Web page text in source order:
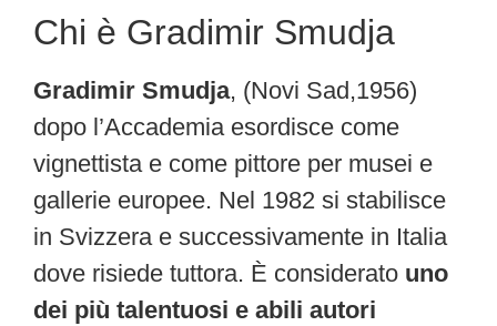
Chi è Gradimir Smudja
Gradimir Smudja, (Novi Sad,1956)
dopo l’Accademia esordisce come
vignettista e come pittore per musei e
gallerie europee. Nel 1982 si stabilisce
in Svizzera e successivamente in Italia
dove risiede tuttora. È considerato uno
dei più talentuosi e abili autori